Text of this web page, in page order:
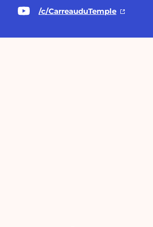
/c/CarreauduTemple